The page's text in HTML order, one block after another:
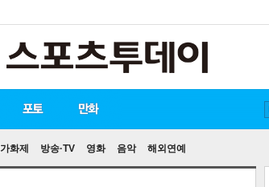
화제 방송·TV 영화 음악 해외연예